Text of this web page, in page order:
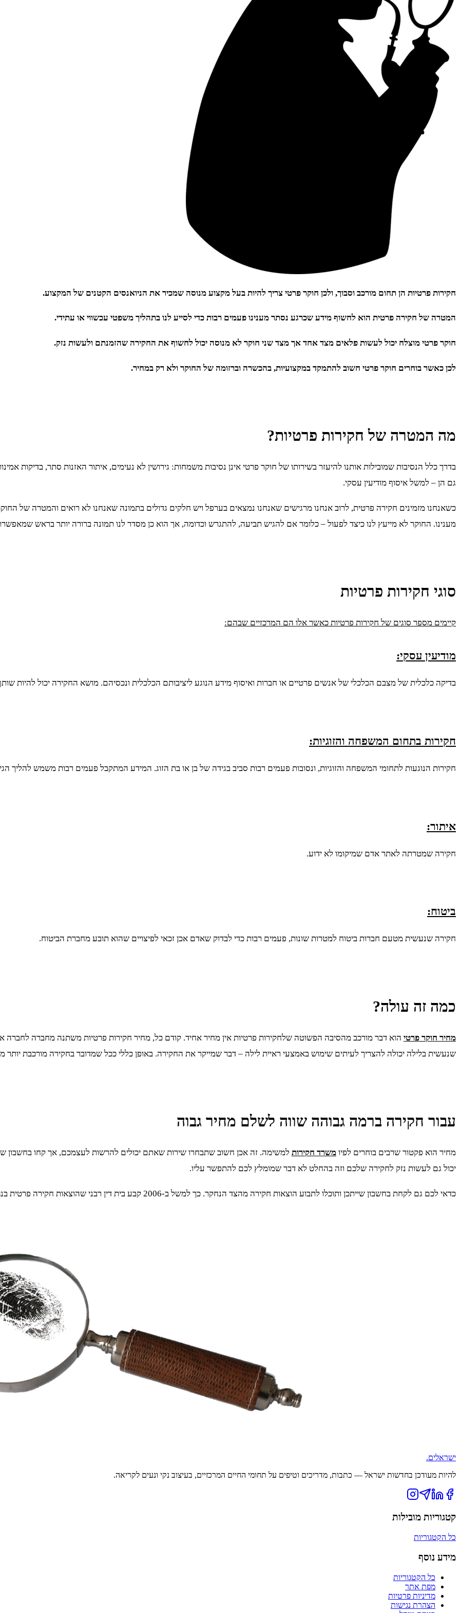
חקירות פרטיות הן תחום מורכב וסבוך, ולכן חוקר פרטי צריך להיות בעל מקצוע מנוסה שמכיר את הניואנסים הקטנים של המקצוע.
המטרה של חקירה פרטית הוא לחשוף מידע שכרגע נסתר מענינו פעמים רבות כדי לסייע לנו בתהליך משפטי עכשווי או עתידי.
חוקר פרטי מוצלח יכול לעשות פלאים מצד אחד אך מצד שני חוקר לא מנוסה יכול לחשוף את החקירה שהזמנתם ולעשות נזק.
לכן כאשר בוחרים חוקר פרטי חשוב להתמקד במקצועיות, בהכשרה וברזומה של החוקר ולא רק במחיר.
מה המטרה של חקירות פרטיות?
בדרך כלל הנסיבות שמובילות אותנו להיעזר בשירותו של חוקר פרטי אינן נסיבות משמחות: גירושין לא נעימים, איתור האזנות סתר, בדיקות
גם הן – למשל איסוף מודיעין עסקי.
כשאנחנו מזמינים חקירה פרטית, לרוב אנחנו מרגישים שאנחנו נמצאים בערפל ויש חלקים גדולים בתמונה שאנחנו לא רואים והמטרה של
מענינו. החוקר לא מייעץ לנו כיצד לפעול – כלומר אם להגיש תביעה, להתגרש וכדומה, אך הוא כן מסדר לנו תמונה ברורה יותר בראש
סוגי חקירות פרטיות
קיימים מספר סוגים של חקירות פרטיות כאשר אלו הם המרכזיים שבהם:
מודיעין עסקי:
בדיקה כלכלית של מצבם הכלכלי של אנשים פרטיים או חברות ואיסוף מידע הנוגע ליציבותם הכלכלית ונכסיהם. מושא החקירה יכול להיות
חקירות בתחום המשפחה והזוגיות:
חקירות הנוגעות לתחומי המשפחה והזוגיות, ונסובות פעמים רבות סביב בגידה של בן או בת הזוג. המידע המתקבל פעמים רבות משמש להליך
איתור:
חקירה שמטרתה לאתר אדם שמיקומו לא ידוע.
ביטוח:
חקירה שנעשית מטעם חברות ביטוח למטרות שונות, פעמים רבות כדי לבדוק שאדם אכן זכאי לפיצויים שהוא תובע מחברת הביטוח.
כמה זה עולה?
מחיר חוקר פרטי הוא דבר מורכב מהסיבה הפשוטה שלחקירות פרטיות אין מחיר אחיד. קודם כל, מחיר חקירות פרטיות משתנה מחברה לחברה
שנעשית בלילה יכולה להצריך לעיתים שימוש באמצעי ראיית לילה – דבר שמייקר את החקירה. באופן כללי ככל שמדובר בחקירה מורכבת יותר
עבור חקירה ברמה גבוהה שווה לשלם מחיר גבוה
מחיר הוא פקטור שרבים בוחרים לפיו משרד חקירות למשימה. זה אכן חשוב שתבחרו שירות שאתם יכולים להרשות לעצמכם, אך קחו בחשבון
יכול גם לעשות נזק לחקירה שלכם וזה בהחלט לא דבר שמומלץ לכם להתפשר עליו.
כדאי לכם גם לקחת בחשבון שייתכן ותוכלו לתבוע הוצאות חקירה מהצד הנחקר. כך למשל ב-2006 קבע בית דין רבני שהוצאות חקירה פרטית בנושא בגידות יוטלו על בת זוג שבגדה בבעלה.
ישראלים.
להיות מעודכן בחדשות ישראל — כתבות, מדריכים וטיפים על תחומי החיים המרכזיים, בעיצוב נקי ונעים לקריאה.
קטגוריות מובילות
כל הקטגוריות
מידע נוסף
כל הקטגוריות
מפת אתר
מדיניות פרטיות
הצהרת נגישות